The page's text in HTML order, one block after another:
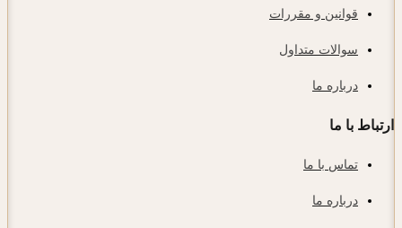
قوانین و مقررات
سوالات متداول
درباره ما
ارتباط با ما
تماس با ما
درباره ما